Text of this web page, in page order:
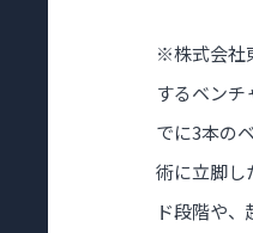
※株式会社
するベン
でに3本の
術に立脚し
ド段階や